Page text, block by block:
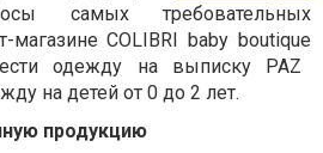
самых требовательных
магазинеCOLIBRI baby boutique
одежду на выписку PAZ
на детей от 0 до 2 лет.
продукцию